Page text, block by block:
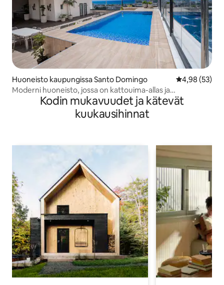
Huoneisto kaupungissa Santo Domingo
4,98 (53)
Moderni huoneisto, jossa on kattouima-allas ja
merinäköalatKodin mukavuudet ja kätevät
kuukausihinnat